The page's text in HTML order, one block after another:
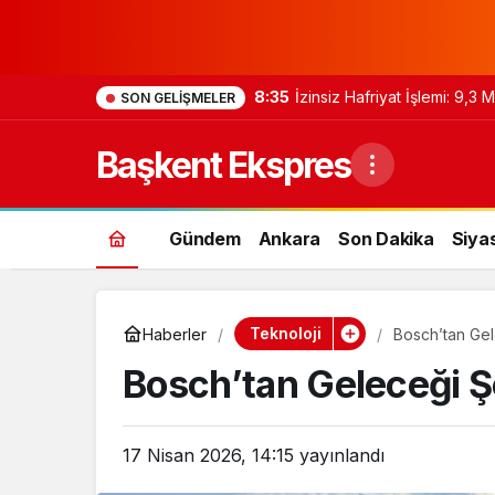
SON GELIŞMELER 8:35 İzinsiz Hafriyat İşlemi: 9,3
Başkent Ekspres
Gündem Ankara Son Dakika
Haberler Teknoloji Bosch’tan
Bosch’tan Geleceği
17 Nisan 2026, 14:15 yayınlandı